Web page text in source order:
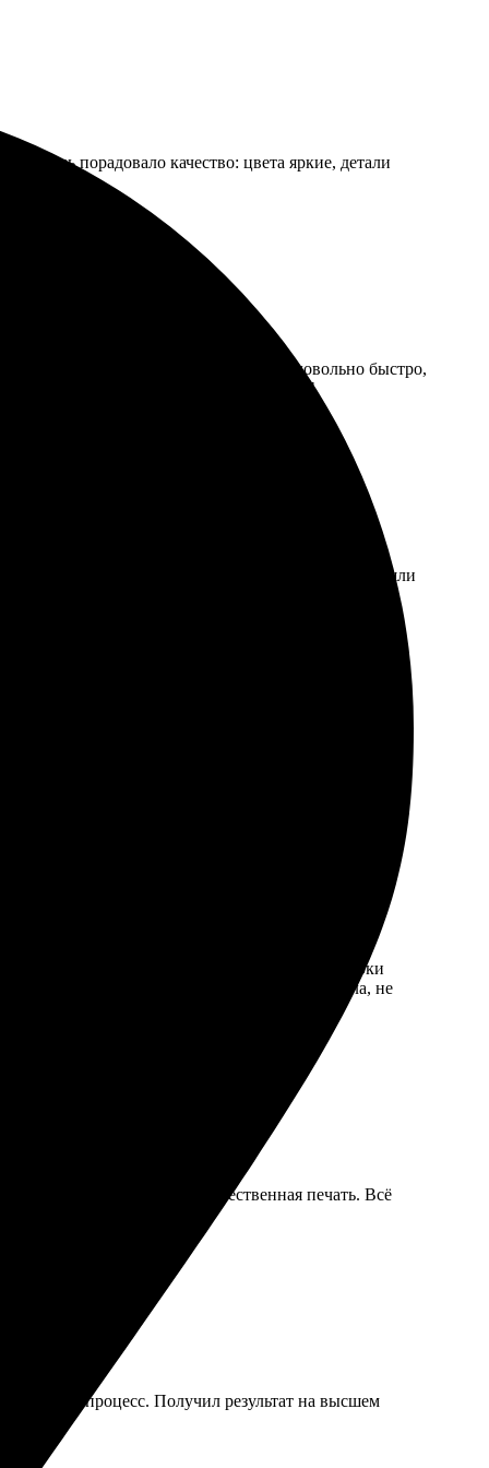
Очень порадовало качество: цвета яркие, детали
и оформил заказ. Всё сделано довольно быстро,
компанией определенно стоит работать!
пришла в срок, упаковка — супер. Фотки вышли
отлично, качество на высоте!
порадовало множество форматов. Сроки
всё доехало в целости. Цена приятно удивила, не
Быстрая обработка и качественная печать. Всё
процесс. Получил результат на высшем